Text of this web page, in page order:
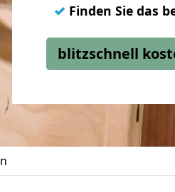
✓ Finden Sie das
blitzschnell